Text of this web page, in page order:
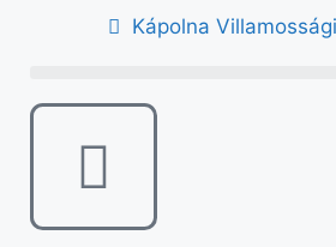
Kápolna